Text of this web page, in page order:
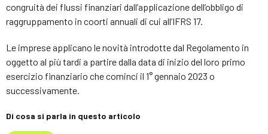
congruità dei flussi finanziari dall’applicazione dell’obbligo di
raggruppamento in coorti annuali di cui all’IFRS 17.
Le imprese applicano le novità introdotte dal Regolamento in
oggetto al più tardi a partire dalla data di inizio del loro primo
esercizio finanziario che cominci il 1° gennaio 2023 o
successivamente.
Di cosa si parla in questo articolo